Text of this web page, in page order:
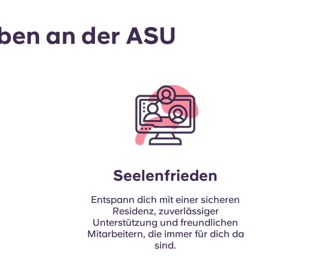
an der ASU
Seelenfrieden
Entspann dich mit einer sicheren
Residenz, zuverlässiger
Unterstützung und freundlichen
Mitarbeitern, die immer für dich da
sind.